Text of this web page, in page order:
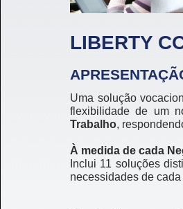
LIBERTY
Uma solução
flexibilidade de um
Trabalho,
À medida de cada
Inclui 11 soluções
necessidades de